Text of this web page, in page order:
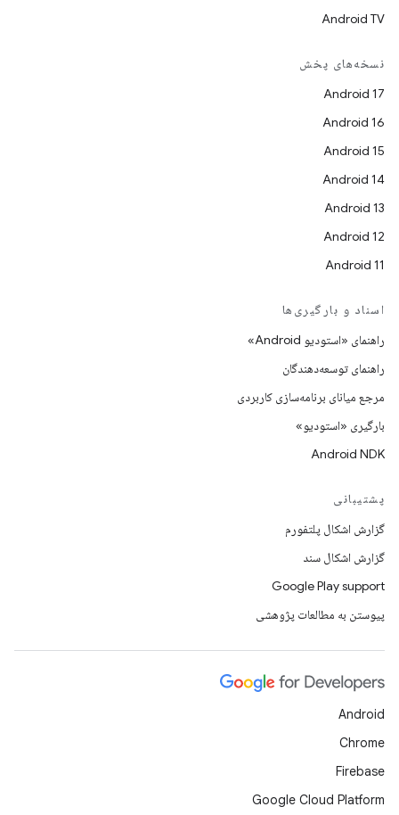
Android TV
نسخه‌های پخش
Android 17
Android 16
Android 15
Android 14
Android 13
Android 12
Android 11
اسناد و بارگیری‌ها
راهنمای «استودیو Android»
راهنمای توسعه‌دهندگان
مرجع میانای برنامه‌سازی کاربردی
بارگیری «استودیو»
Android NDK
پشتیبانی
گزارش اشکال پلتفورم
گزارش اشکال سند
Google Play support
پیوستن به مطالعات پژوهشی
Android
Chrome
Firebase
Google Cloud Platform